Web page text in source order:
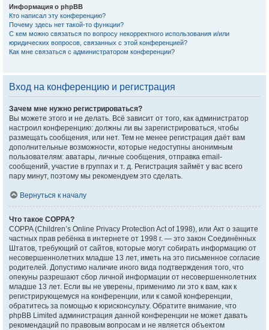
Информация о phpBB
Кто написал эту конференцию?
Почему здесь нет такой-то функции?
С кем можно связаться по вопросу некорректного использования и/или
юридических вопросов, связанных с этой конференцией?
Как мне связаться с администратором конференции?
Вход на конференцию и регистрация
Зачем мне нужно регистрироваться?
Вы можете этого и не делать. Всё зависит от того, как администратор
настроил конференцию: должны ли вы зарегистрироваться, чтобы
размещать сообщения, или нет. Тем не менее регистрация даёт вам
дополнительные возможности, которые недоступны анонимным
пользователям: аватары, личные сообщения, отправка email-
сообщений, участие в группах и т. д. Регистрация займёт у вас всего
пару минут, поэтому мы рекомендуем это сделать.
Вернуться к началу
Что такое COPPA?
COPPA (Children’s Online Privacy Protection Act of 1998), или Акт о защите
частных прав ребёнка в интернете от 1998 г. — это закон Соединённых
Штатов, требующий от сайтов, которые могут собирать информацию от
несовершеннолетних младше 13 лет, иметь на это письменное согласие
родителей. Допустимо наличие иного вида подтверждения того, что
опекуны разрешают сбор личной информации от несовершеннолетних
младше 13 лет. Если вы не уверены, применимо ли это к вам, как к
регистрирующемуся на конференции, или к самой конференции,
обратитесь за помощью к юрисконсульту. Обратите внимание, что
phpBB Limited администрация данной конференции не может давать
рекомендаций по правовым вопросам и не является объектом